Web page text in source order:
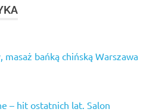
bańką chińską Warszawa
– hit ostatnich lat. Salon